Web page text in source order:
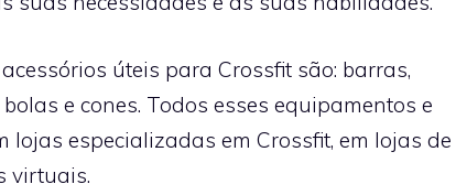
úteis para Crossfit são: barras,
e cones. Todos esses equipamentos e
lojas especializadas em Crossfit, em lojas de
virtuais.